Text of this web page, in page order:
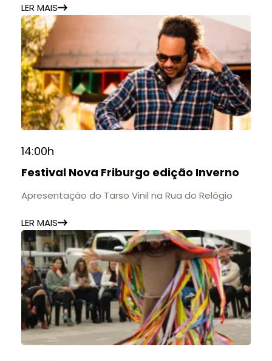
LER MAIS
14:00h
Festival Nova Friburgo edição Inverno
Apresentação do Tarso Vinil na Rua do Relógio
LER MAIS